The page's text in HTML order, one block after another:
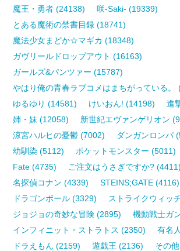
魔王・勇者 (24138)
咲-Saki- (19339)
とある魔術の禁書目録 (18741)
魔法少女まどか☆マギカ (18348)
ガヴリールドロップアウト (16163)
ガールズ&パンツァー (15787)
やはり俺の青春ラブコメはまちがっている。
ゆるゆり (14581)
けいおん! (14198)
進
姉・妹 (12058)
新世紀エヴァンゲリオン
涼宮ハルヒの憂鬱 (7002)
ダンガンロンパ
幼馴染 (5112)
ポケットモンスター (5011)
Fate (4735)
ご注文はうさぎですか? (4411)
名探偵コナン (4339)
STEINS;GATE (4116)
ドラゴンボール (3329)
ストライクウィッ
ジョジョの奇妙な冒険 (2895)
機動戦士ガ
インフィニット・ストラトス (2350)
有名
ドラえもん (2159)
遊戯王 (2136)
その